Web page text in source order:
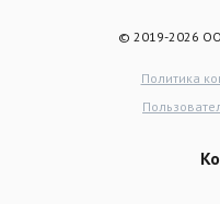
© 2019-2026
Политика